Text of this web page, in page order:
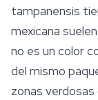
tampanensis
mexicana
no es un color
del mismo
zonas